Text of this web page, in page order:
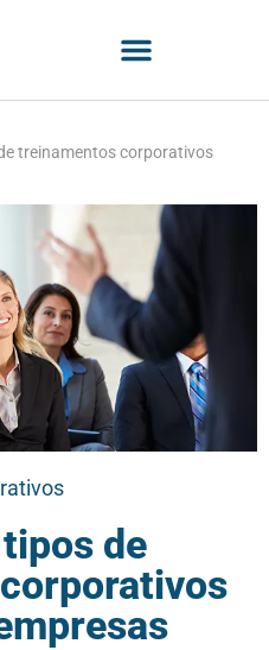
treinamentos corporativos
de